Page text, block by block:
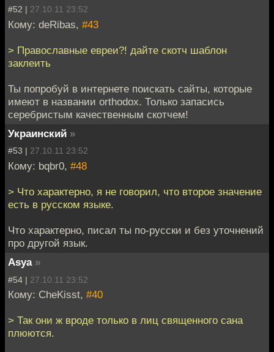
#52 | 27.10.11 23:52
Кому: deRibas, #43
> Православные евреи?! дайте скотч шаблон
заклеить
Ты попробуй в интернете поискать сайты, которые
имеют в названии orthodox. Только запасись
серебристым качественным скотчем!
Украинский »
#53 | 27.10.11 23:52
Кому: bqbr0, #48
> Что характерно, я не говорил, что второе значение
есть в русском языке.
Что характерно, писал ты по-русски и без уточнений
про другой язык.
Asya »
#54 | 27.10.11 23:52
Кому: CheKisst, #40
> Так они ж вроде только в лиц священного сана
плюются.